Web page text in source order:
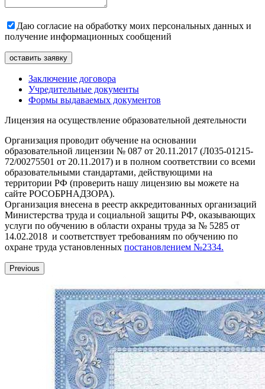
Даю согласие на обработку моих персональных данных и
получение информационных сообщений
Заключение договора
Учредительные документы
Формы выдаваемых документов
Лицензия на осуществление образовательной деятельности
Организация проводит обучение на основании
образовательной лицензии № 087 от 20.11.2017 (Л035-01215-
72/00275501 от 20.11.2017) и в полном соответствии со всеми
образовательными стандартами, действующими на
территории РФ (проверить нашу лицензию вы можете на
сайте РОСОБРНАДЗОРА).
Организация внесена в реестр аккредитованных организаций
Министерства труда и социальной защиты РФ, оказывающих
услуги по обучению в области охраны труда за № 5285 от
14.02.2018 и соответствует требованиям по обучению по
охране труда установленных постановлением №2334.
Previous